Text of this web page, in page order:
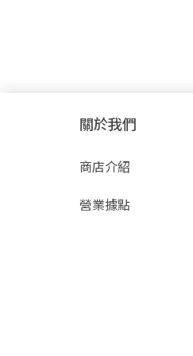
關於我們
商店介紹
營業據點